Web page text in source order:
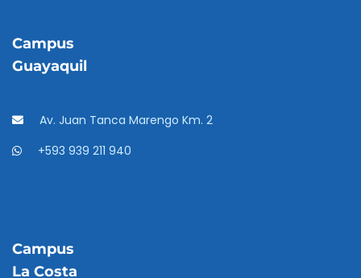
Campus
Guayaquil
Av. Juan Tanca Marengo Km. 2
+593 939 211 940
Campus
La Costa